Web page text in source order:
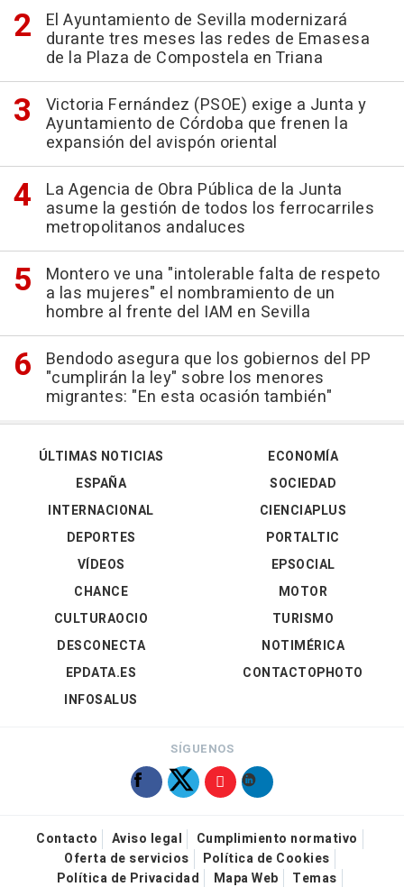
El Ayuntamiento de Sevilla modernizará
durante tres meses las redes de Emasesa
de la Plaza de Compostela en Triana
Victoria Fernández (PSOE) exige a Junta y
Ayuntamiento de Córdoba que frenen la
expansión del avispón oriental
La Agencia de Obra Pública de la Junta
asume la gestión de todos los ferrocarriles
metropolitanos andaluces
Montero ve una "intolerable falta de respeto
a las mujeres" el nombramiento de un
hombre al frente del IAM en Sevilla
Bendodo asegura que los gobiernos del PP
"cumplirán la ley" sobre los menores
migrantes: "En esta ocasión también"
ÚLTIMAS NOTICIAS
ESPAÑA
INTERNACIONAL
DEPORTES
VÍDEOS
ECONOMÍA
SOCIEDAD
CIENCIAPLUS
PORTALTIC
EPSOCIAL
CHANCE
CULTURAOCIO
DESCONECTA
EPDATA.ES
INFOSALUS
MOTOR
TURISMO
NOTIMÉRICA
CONTACTOPHOTO
SÍGUENOS
Contacto Aviso legal
Cumplimiento normativo
Oferta de servicios
Política de Cookies
Política de Privacidad
Mapa Web Temas